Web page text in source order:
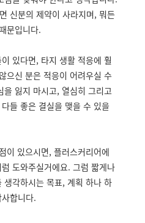
신분의 제약이 사라지며, 뭐든
문입니다.
있다면, 타지 생활 적응에 훨
으신 분은 적응이 어려우실 수
잃지 마시고, 열심히 그리고
들 좋은 결실을 맺을 수 있을
이 있으시면, 플러스커리어에
도와주실거에요. 그럼 짧게나
생각하시는 목표, 계획 하나 하
합니다.